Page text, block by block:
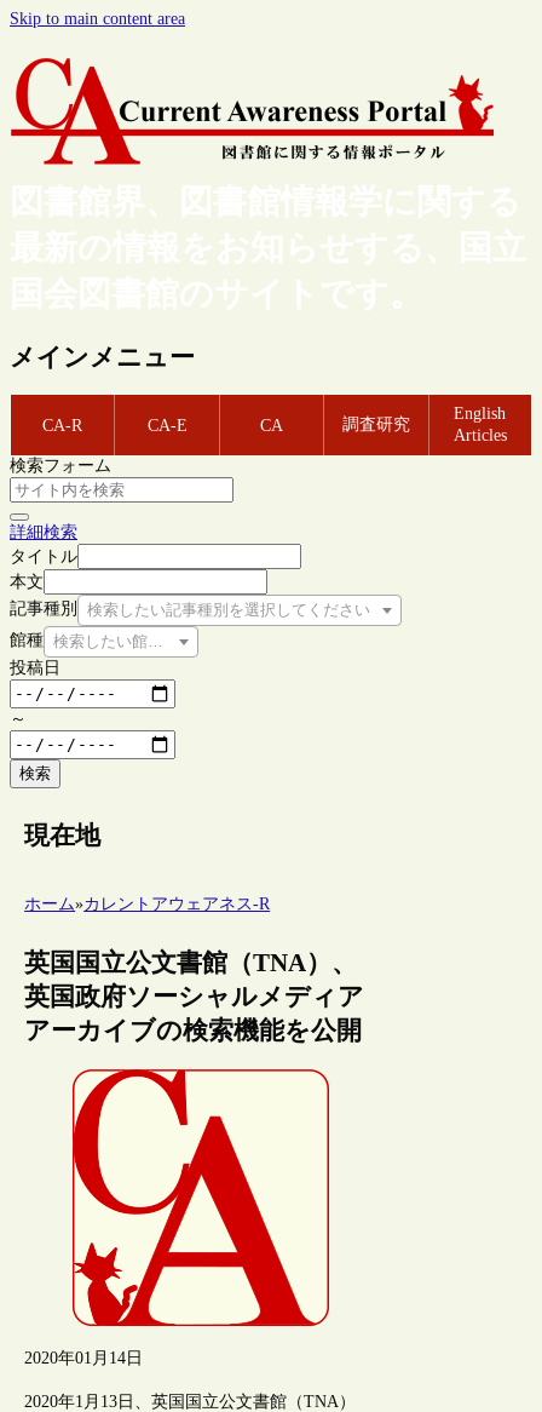
Skip to main content area
図書館界、図書館情報学に関する
最新の情報をお知らせする、国立
国会図書館のサイトです。
メインメニュー
CA-R CA-E CA 調査研究
English
Articles
検索フォーム
詳細検索
タイトル
本文
記事種別
検索したい記事種別を選択してください
館種 検索したい館種を選択してください
投稿日
～
検索
現在地
ホーム»カレントアウェアネス-R
英国国立公文書館（TNA）、
英国政府ソーシャルメディア
アーカイブの検索機能を公開
2020年01月14日
2020年1月13日、英国国立公文書館（TNA）